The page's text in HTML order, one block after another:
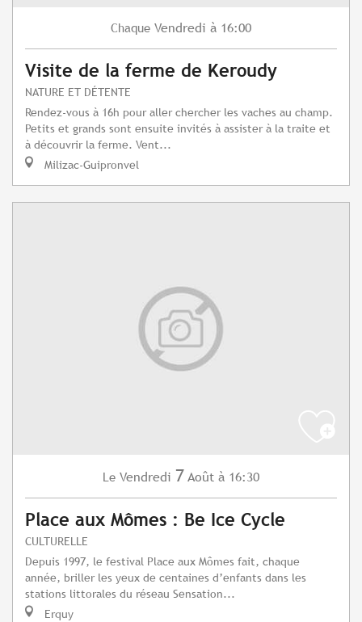
Chaque Vendredi à 16:00
Visite de la ferme de Keroudy
NATURE ET DÉTENTE
Rendez-vous à 16h pour aller chercher les vaches au champ.
Petits et grands sont ensuite invités à assister à la traite et
à découvrir la ferme. Vent...
Milizac-Guipronvel
Le Vendredi 7 Août à 16:30
Place aux Mômes : Be Ice Cycle
CULTURELLE
Depuis 1997, le festival Place aux Mômes fait, chaque
année, briller les yeux de centaines d’enfants dans les
stations littorales du réseau Sensation...
Erquy